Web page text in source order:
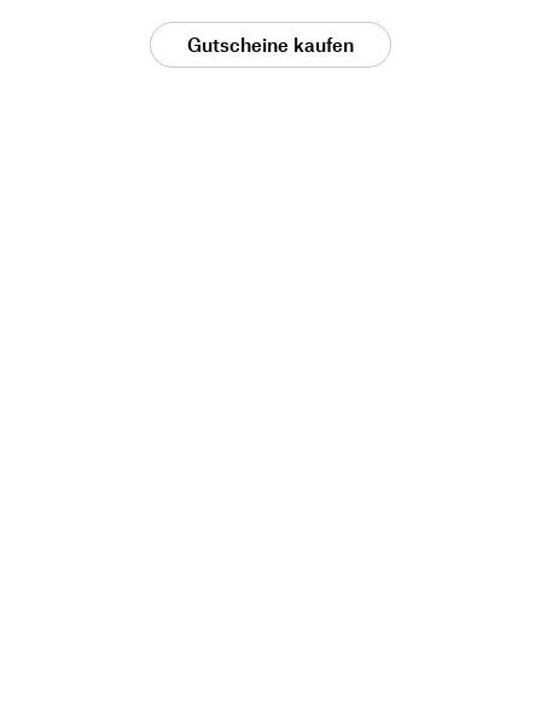
Gutscheine kaufen